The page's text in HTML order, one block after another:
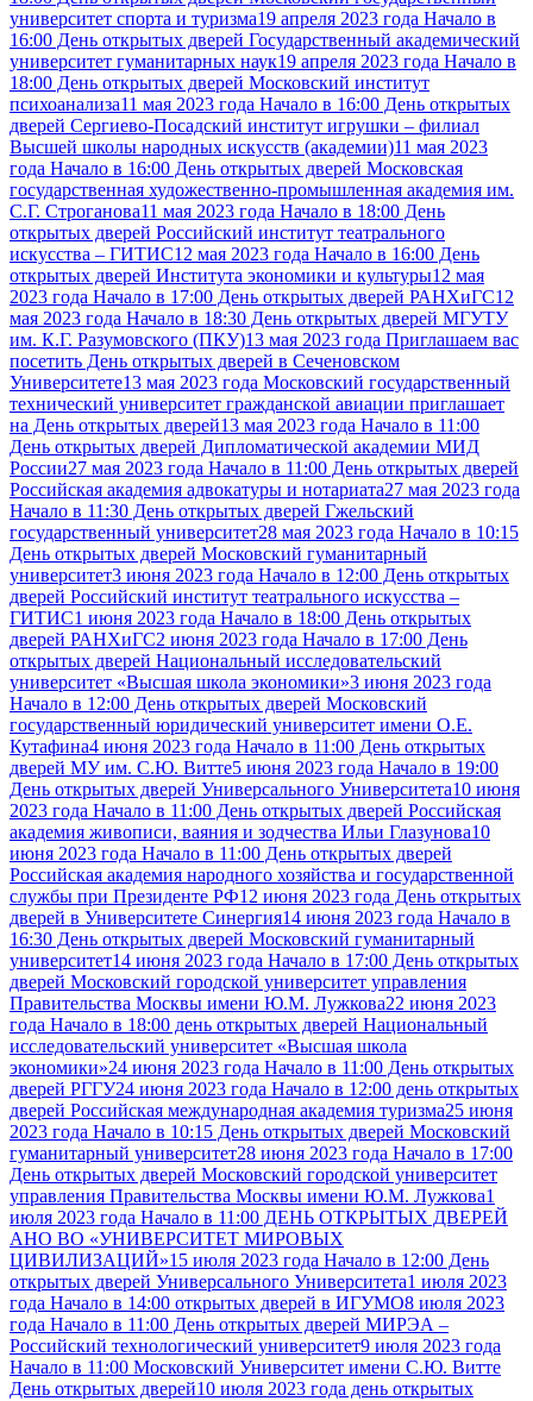
университет спорта и туризма19 апреля 2023 года Начало в
16:00 День открытых дверей Государственный академический
университет гуманитарных наук19 апреля 2023 года Начало в
18:00 День открытых дверей Московский институт
психоанализа11 мая 2023 года Начало в 16:00 День открытых
дверей Сергиево-Посадский институт игрушки – филиал
Высшей школы народных искусств (академии)11 мая 2023
года Начало в 16:00 День открытых дверей Московская
государственная художественно-промышленная академия им.
С.Г. Строганова11 мая 2023 года Начало в 18:00 День
открытых дверей Российский институт театрального
искусства – ГИТИС12 мая 2023 года Начало в 16:00 День
открытых дверей Института экономики и культуры12 мая
2023 года Начало в 17:00 День открытых дверей РАНХиГС12
мая 2023 года Начало в 18:30 День открытых дверей МГУТУ
им. К.Г. Разумовского (ПКУ)13 мая 2023 года Приглашаем вас
посетить День открытых дверей в Сеченовском
Университете13 мая 2023 года Московский государственный
технический университет гражданской авиации приглашает
на День открытых дверей13 мая 2023 года Начало в 11:00
День открытых дверей Дипломатической академии МИД
России27 мая 2023 года Начало в 11:00 День открытых дверей
Российская академия адвокатуры и нотариата27 мая 2023 года
Начало в 11:30 День открытых дверей Гжельский
государственный университет28 мая 2023 года Начало в 10:15
День открытых дверей Московский гуманитарный
университет3 июня 2023 года Начало в 12:00 День открытых
дверей Российский институт театрального искусства –
ГИТИС1 июня 2023 года Начало в 18:00 День открытых
дверей РАНХиГС2 июня 2023 года Начало в 17:00 День
открытых дверей Национальный исследовательский
университет «Высшая школа экономики»3 июня 2023 года
Начало в 12:00 День открытых дверей Московский
государственный юридический университет имени О.Е.
Кутафина4 июня 2023 года Начало в 11:00 День открытых
дверей МУ им. С.Ю. Витте5 июня 2023 года Начало в 19:00
День открытых дверей Универсального Университета10 июня
2023 года Начало в 11:00 День открытых дверей Российская
академия живописи, ваяния и зодчества Ильи Глазунова10
июня 2023 года Начало в 11:00 День открытых дверей
Российская академия народного хозяйства и государственной
службы при Президенте РФ12 июня 2023 года День открытых
дверей в Университете Синергия14 июня 2023 года Начало в
16:30 День открытых дверей Московский гуманитарный
университет14 июня 2023 года Начало в 17:00 День открытых
дверей Московский городской университет управления
Правительства Москвы имени Ю.М. Лужкова22 июня 2023
года Начало в 18:00 день открытых дверей Национальный
исследовательский университет «Высшая школа
экономики»24 июня 2023 года Начало в 11:00 День открытых
дверей РГГУ24 июня 2023 года Начало в 12:00 день открытых
дверей Российская международная академия туризма25 июня
2023 года Начало в 10:15 День открытых дверей Московский
гуманитарный университет28 июня 2023 года Начало в 17:00
День открытых дверей Московский городской университет
управления Правительства Москвы имени Ю.М. Лужкова1
июля 2023 года Начало в 11:00 ДЕНЬ ОТКРЫТЫХ ДВЕРЕЙ
АНО ВО «УНИВЕРСИТЕТ МИРОВЫХ
ЦИВИЛИЗАЦИЙ»15 июля 2023 года Начало в 12:00 День
открытых дверей Универсального Университета1 июля 2023
года Начало в 14:00 открытых дверей в ИГУМО8 июля 2023
года Начало в 11:00 День открытых дверей МИРЭА –
Российский технологический университет9 июля 2023 года
Начало в 11:00 Московский Университет имени С.Ю. Витте
День открытых дверей10 июля 2023 года день открытых